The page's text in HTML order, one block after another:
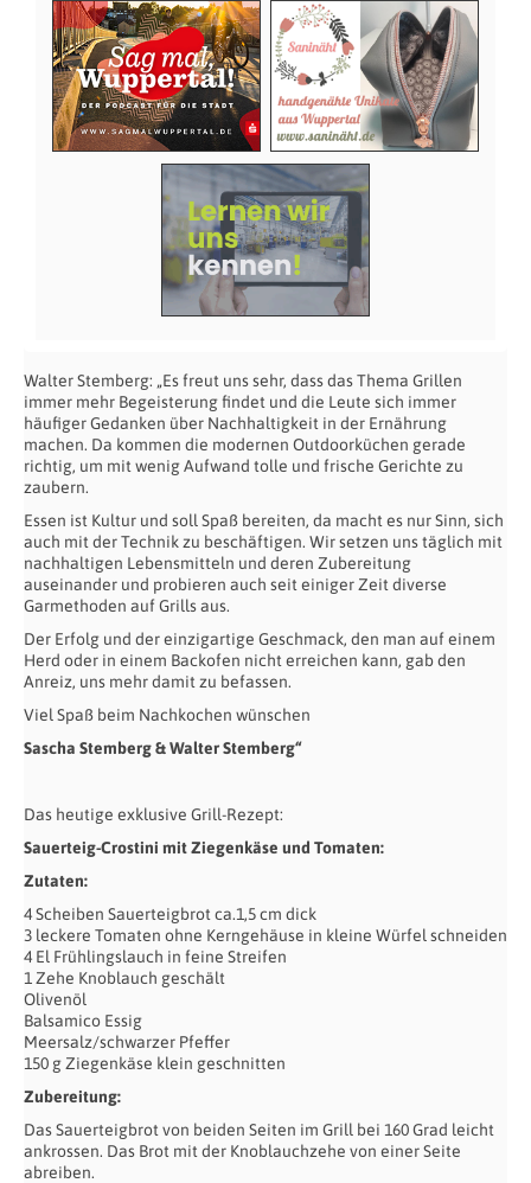
Walter Stemberg: „Es freut uns sehr, dass das Thema Grillen
immer mehr Begeisterung findet und die Leute sich immer
häufiger Gedanken über Nachhaltigkeit in der Ernährung
machen. Da kommen die modernen Outdoorküchen gerade
richtig, um mit wenig Aufwand tolle und frische Gerichte zu
zaubern.
Essen ist Kultur und soll Spaß bereiten, da macht es nur Sinn, sich
auch mit der Technik zu beschäftigen. Wir setzen uns täglich mit
nachhaltigen Lebensmitteln und deren Zubereitung
auseinander und probieren auch seit einiger Zeit diverse
Garmethoden auf Grills aus.
Der Erfolg und der einzigartige Geschmack, den man auf einem
Herd oder in einem Backofen nicht erreichen kann, gab den
Anreiz, uns mehr damit zu befassen.
Viel Spaß beim Nachkochen wünschen
Sascha Stemberg & Walter Stemberg“
Das heutige exklusive Grill-Rezept:
Sauerteig-Crostini mit Ziegenkäse und Tomaten:
Zutaten:
4 Scheiben Sauerteigbrot ca.1,5 cm dick
3 leckere Tomaten ohne Kerngehäuse in kleine Würfel schneiden
4 El Frühlingslauch in feine Streifen
1 Zehe Knoblauch geschält
Olivenöl
Balsamico Essig
Meersalz/schwarzer Pfeffer
150 g Ziegenkäse klein geschnitten
Zubereitung:
Das Sauerteigbrot von beiden Seiten im Grill bei 160 Grad leicht
ankrossen. Das Brot mit der Knoblauchzehe von einer Seite
abreiben.